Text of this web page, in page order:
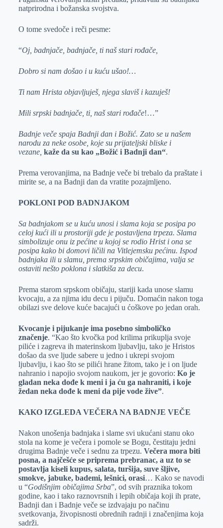
natprirodna i božanska svojstva.
O tome svedoče i reči pesme:
“Oj, badnjače, badnjače, ti naš stari rođače,
Dobro si nam došao i u kuću ušao!…
Ti nam Hrista objavljuješ, njega slaviš i kazuješ!
Mili srpski badnjače, ti, naš stari rođače!…”
Badnje veče spaja Badnji dan i Božić. Zato se u našem
narodu za neke osobe, koje su prijateljski bliske i
vezane, kaže da su kao „Božić i Badnji dan“.
Prema verovanjima, na Badnje veče bi trebalo da praštate i
mirite se, a na Badnji dan da vratite pozajmljeno.
POKLONI POD BADNJAKOM
Sa badnjakom se u kuću unosi i slama koja se posipa po
celoj kući ili u prostoriji gde je postavljena trpeza. Slama
simbolizuje onu iz pećine u kojoj se rodio Hrist i ona se
posipa kako bi domovi ličili na Vitlejemsku pećinu. Ispod
badnjaka ili u slamu, prema srpskim običajima, valja se
ostaviti nešto poklona i slatkiša za decu.
Prema starom srpskom običaju, stariji kada unose slamu
kvocaju, a za njima idu decu i pijuču. Domaćin nakon toga
obilazi sve delove kuće bacajući u ćoškove po jedan orah.
Kvocanje i pijukanje ima posebno simboličko
značenje. “Kao što kvočka pod krilima prikuplja svoje
piliće i zagreva ih materinskom ljubavlju, tako je Hristos
došao da sve ljude sabere u jedno i ukrepi svojom
ljubavlju, i kao što se pilići hrane žitom, tako je i on ljude
nahranio i napojio svojom naukom, jer je govorio: Ko je
gladan neka dođe k meni i ja ću ga nahraniti, i koje
žedan neka dođe k meni da pije vode žive”.
KAKO IZGLEDA VEČERA NA BADNJE VEČE
Nakon unošenja badnjaka i slame svi ukućani stanu oko
stola na kome je večera i pomole se Bogu, čestitaju jedni
drugima Badnje veče i sednu za trpezu. Večera mora biti
posna, a najčešće se priprema prebranac, a uz to se
postavlja kiseli kupus, salata, turšija, suve šljive,
smokve, jabuke, bademi, lešnici, orasi… Kako se navodi
u “Godišnjim običajima Srba”, od svih praznika tokom
godine, kao i tako raznovrsnih i lepih običaja koji ih prate,
Badnji dan i Badnje veče se izdvajaju po načinu
svetkovanja, živopisnosti obrednih radnji i značenjima koja
sadrži.